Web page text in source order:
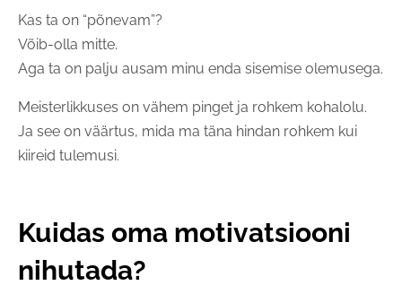
Kas ta on “põnevam”?
Võib-olla mitte.
Aga ta on palju ausam minu enda sisemise olemusega.
Meisterlikkuses on vähem pinget ja rohkem kohalolu.
Ja see on väärtus, mida ma täna hindan rohkem kui
kiireid tulemusi.
Kuidas oma motivatsiooni
nihutada?